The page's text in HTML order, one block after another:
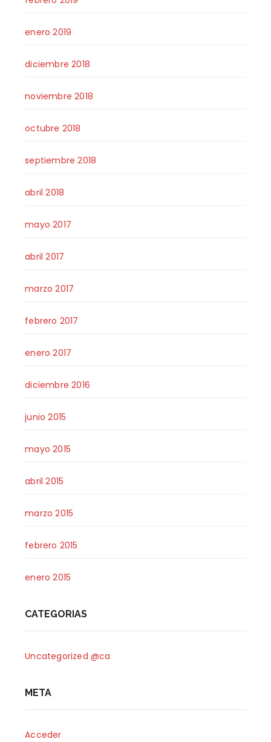
enero 2019
diciembre 2018
noviembre 2018
octubre 2018
septiembre 2018
abril 2018
mayo 2017
abril 2017
marzo 2017
febrero 2017
enero 2017
diciembre 2016
junio 2015
mayo 2015
abril 2015
marzo 2015
febrero 2015
enero 2015
CATEGORIAS
Uncategorized @ca
META
Acceder